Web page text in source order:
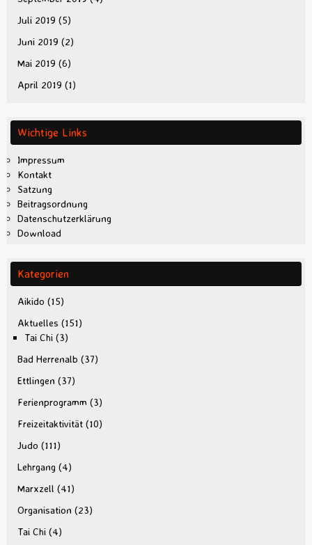
Juli 2019 (5)
Juni 2019 (2)
Mai 2019 (6)
April 2019 (1)
Wichtige Links
Impressum
Kontakt
Satzung
Beitragsordnung
Datenschutzerklärung
Download
Kategorien
Aikido (15)
Aktuelles (151)
Tai Chi (3)
Bad Herrenalb (37)
Ettlingen (37)
Ferienprogramm (3)
Freizeitaktivität (10)
Judo (111)
Lehrgang (4)
Marxzell (41)
Organisation (23)
Tai Chi (4)